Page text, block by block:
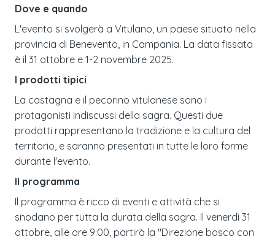
Dove e quando
L'evento si svolgerà a Vitulano, un paese situato nella
provincia di Benevento, in Campania. La data fissata
è il 31 ottobre e 1-2 novembre 2025.
I prodotti tipici
La castagna e il pecorino vitulanese sono i
protagonisti indiscussi della sagra. Questi due
prodotti rappresentano la tradizione e la cultura del
territorio, e saranno presentati in tutte le loro forme
durante l'evento.
Il programma
Il programma è ricco di eventi e attività che si
snodano per tutta la durata della sagra. Il venerdì 31
ottobre, alle ore 9:00, partirà la "Direzione bosco con